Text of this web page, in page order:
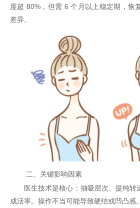
度超 80%，但需 6 个月以上稳定期，恢
差异。
二、关键影响因素
医生技术是核心：抽吸层次、提纯转
成活率。操作不当可能导致硬结或凹凸感。